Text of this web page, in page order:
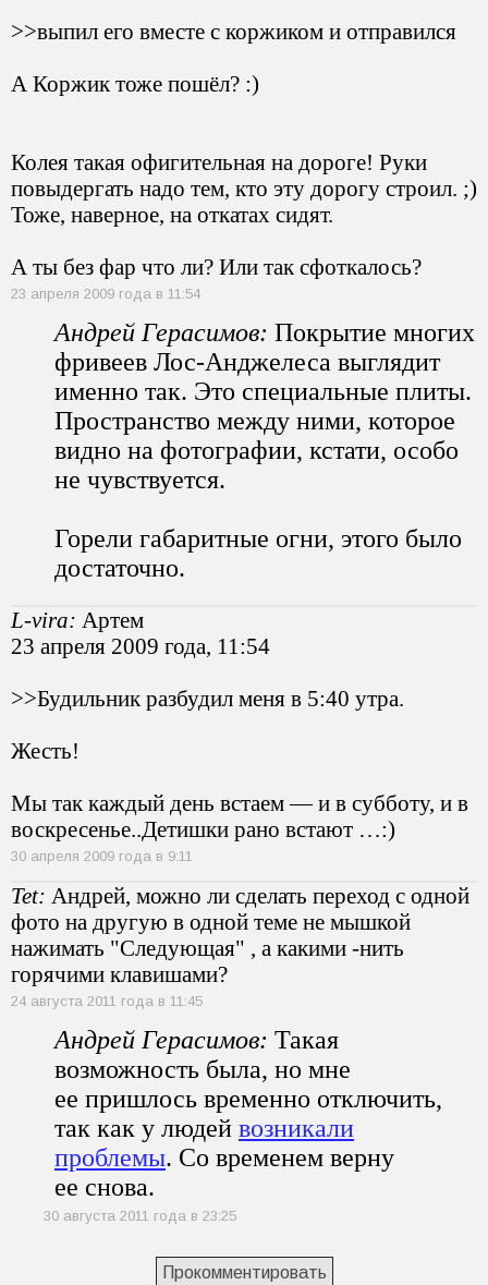
>>выпил его вместе с коржиком и отправился
А Коржик тоже пошёл? :)
Колея такая офигительная на дороге! Руки
повыдергать надо тем, кто эту дорогу строил. ;)
Тоже, наверное, на откатах сидят.
А ты без фар что ли? Или так сфоткалось?
23 апреля 2009 года в 11:54
Андрей Герасимов: Покрытие многих
фривеев Лос-Анджелеса выглядит
именно так. Это специальные плиты.
Пространство между ними, которое
видно на фотографии, кстати, особо
не чувствуется.
Горели габаритные огни, этого было
достаточно.
L-vira: Артем
23 апреля 2009 года, 11:54
>>Будильник разбудил меня в 5:40 утра.
Жесть!
Мы так каждый день встаем — и в субботу, и в
воскресенье..Детишки рано встают …:)
30 апреля 2009 года в 9:11
Tet: Андрей, можно ли сделать переход с одной
фото на другую в одной теме не мышкой
нажимать "Следующая" , а какими -нить
горячими клавишами?
24 августа 2011 года в 11:45
Андрей Герасимов: Такая
возможность была, но мне
ее пришлось временно отключить,
так как у людей возникали
проблемы. Со временем верну
ее снова.
30 августа 2011 года в 23:25
Прокомментировать